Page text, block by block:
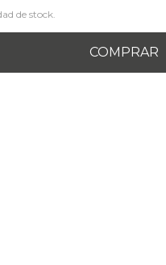
de stock.
COMPRAR